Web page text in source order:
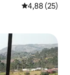
4,88 (25)